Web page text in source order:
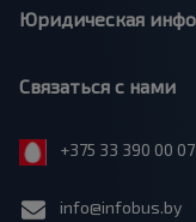
Юридическая
Связаться с нами
+375 33 390 00
info@infobus.by